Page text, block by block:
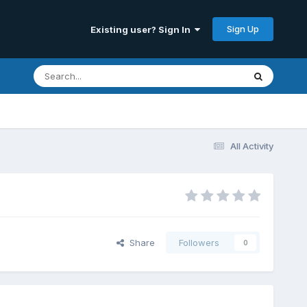
Existing user? Sign In Sign Up
All Activity
Share Followers 0